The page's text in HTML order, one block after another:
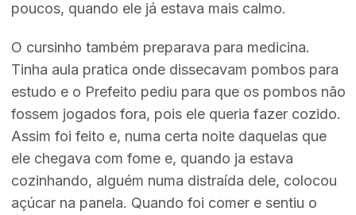
poucos, quando ele já estava mais calmo.
O cursinho também preparava para medicina.
Tinha aula pratica onde dissecavam pombos para
estudo e o Prefeito pediu para que os pombos não
fossem jogados fora, pois ele queria fazer cozido.
Assim foi feito e, numa certa noite daquelas que
ele chegava com fome e, quando ja estava
cozinhando, alguém numa distraída dele, colocou
açúcar na panela. Quando foi comer e sentiu o